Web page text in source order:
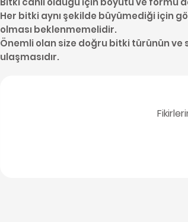
Her bitki aynı şekilde büyümediği için
olması beklenmemelidir.
Önemli olan size doğru bitki türünün ve
ulaşmasıdır.